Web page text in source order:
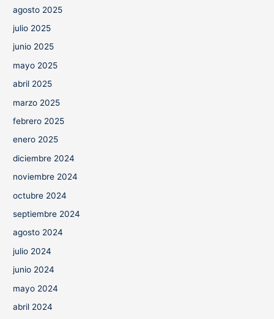
agosto 2025
julio 2025
junio 2025
mayo 2025
abril 2025
marzo 2025
febrero 2025
enero 2025
diciembre 2024
noviembre 2024
octubre 2024
septiembre 2024
agosto 2024
julio 2024
junio 2024
mayo 2024
abril 2024